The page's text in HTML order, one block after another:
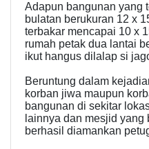
Adapun bangunan yang
bulatan berukuran 12 x
terbakar mencapai 10 x
rumah petak dua lantai
ikut hangus dilalap si
Beruntung dalam
korban jiwa maupun
bangunan di sekitar
lainnya dan mesjid
berhasil diamankan